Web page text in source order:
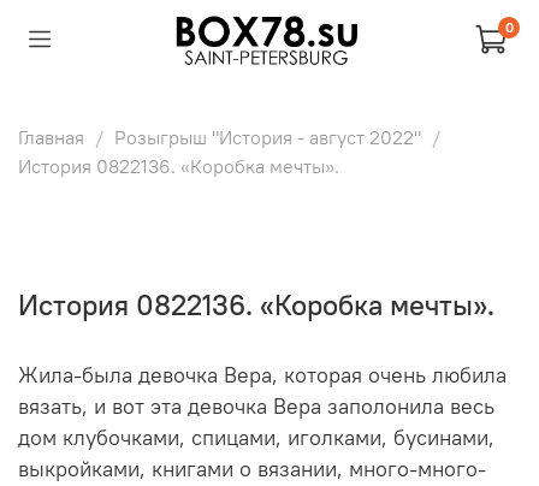
0
Главная
Розыгрыш "История - август 2022"
История 0822136. «Коробка мечты».
История 0822136. «Коробка мечты».
Жила-была девочка Вера, которая очень любила
вязать, и вот эта девочка Вера заполонила весь
дом клубочками, спицами, иголками, бусинами,
выкройками, книгами о вязании, много-много-